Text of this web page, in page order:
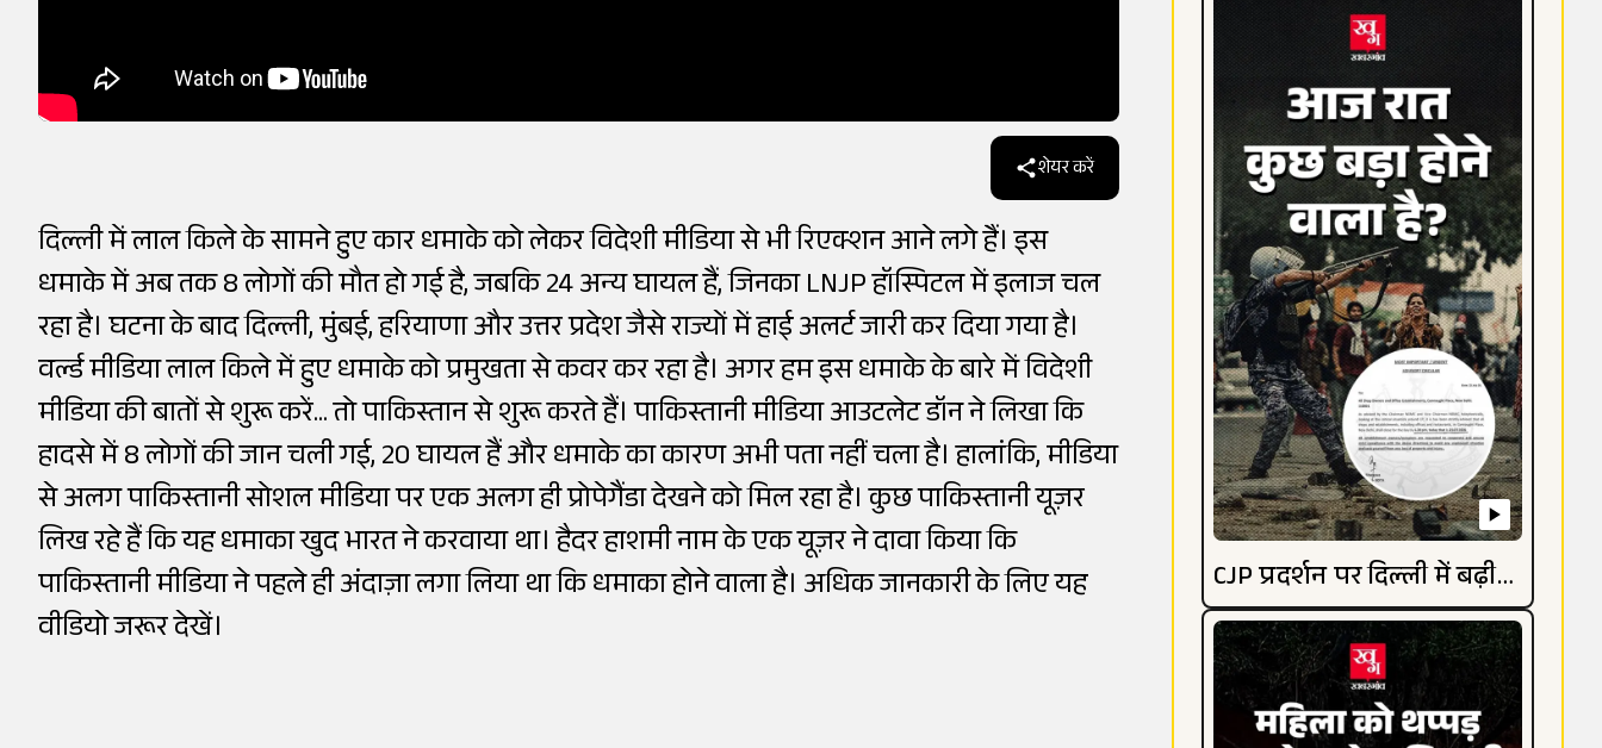
शेयर करें
दिल्ली में लाल किले के सामने हुए कार धमाके को लेकर विदेशी मीडिया से भी रिएक्शन आने लगे हैं। इस
धमाके में अब तक 8 लोगों की मौत हो गई है, जबकि 24 अन्य घायल हैं, जिनका LNJP हॉस्पिटल में इलाज चल
रहा है। घटना के बाद दिल्ली, मुंबई, हरियाणा और उत्तर प्रदेश जैसे राज्यों में हाई अलर्ट जारी कर दिया गया है।
वर्ल्ड मीडिया लाल किले में हुए धमाके को प्रमुखता से कवर कर रहा है। अगर हम इस धमाके के बारे में विदेशी
मीडिया की बातों से शुरू करें... तो पाकिस्तान से शुरू करते हैं। पाकिस्तानी मीडिया आउटलेट डॉन ने लिखा कि
हादसे में 8 लोगों की जान चली गई, 20 घायल हैं और धमाके का कारण अभी पता नहीं चला है। हालांकि, मीडिया
से अलग पाकिस्तानी सोशल मीडिया पर एक अलग ही प्रोपेगैंडा देखने को मिल रहा है। कुछ पाकिस्तानी यूज़र
लिख रहे हैं कि यह धमाका खुद भारत ने करवाया था। हैदर हाशमी नाम के एक यूज़र ने दावा किया कि
पाकिस्तानी मीडिया ने पहले ही अंदाज़ा लगा लिया था कि धमाका होने वाला है। अधिक जानकारी के लिए यह
वीडियो जरूर देखें।
CJP प्रदर्शन पर दिल्ली में बढ़ी
हलचल